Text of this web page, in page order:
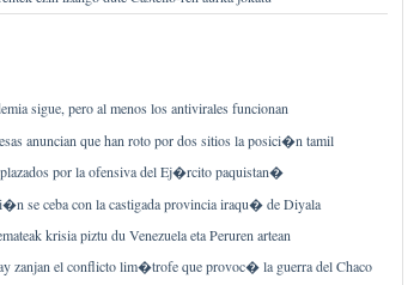
sigue, pero al menos los antivirales funcionan
anuncian que han roto por dos sitios la posici�n tamil
por la ofensiva del Ej�rcito paquistan�
se ceba con la castigada provincia iraqu� de Diyala
krisia piztu du Venezuela eta Peruren artean
zanjan el conflicto lim�trofe que provoc� la guerra del Chaco